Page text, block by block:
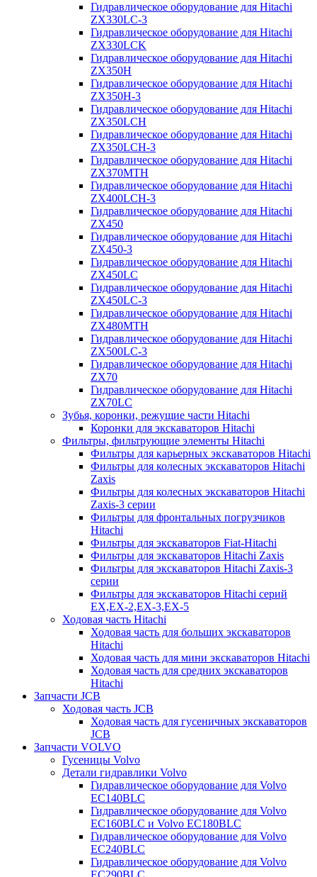
Гидравлическое оборудование для Hitachi
ZX330LC-3
Гидравлическое оборудование для Hitachi
ZX330LCK
Гидравлическое оборудование для Hitachi
ZX350H
Гидравлическое оборудование для Hitachi
ZX350H-3
Гидравлическое оборудование для Hitachi
ZX350LCH
Гидравлическое оборудование для Hitachi
ZX350LCH-3
Гидравлическое оборудование для Hitachi
ZX370MTH
Гидравлическое оборудование для Hitachi
ZX400LCH-3
Гидравлическое оборудование для Hitachi
ZX450
Гидравлическое оборудование для Hitachi
ZX450-3
Гидравлическое оборудование для Hitachi
ZX450LC
Гидравлическое оборудование для Hitachi
ZX450LC-3
Гидравлическое оборудование для Hitachi
ZX480MTH
Гидравлическое оборудование для Hitachi
ZX500LC-3
Гидравлическое оборудование для Hitachi
ZX70
Гидравлическое оборудование для Hitachi
ZX70LC
Зубья, коронки, режущие части Hitachi
Коронки для экскаваторов Hitachi
Фильтры, фильтрующие элементы Hitachi
Фильтры для карьерных экскаваторов Hitachi
Фильтры для колесных экскаваторов Hitachi
Zaxis
Фильтры для колесных экскаваторов Hitachi
Zaxis-3 серии
Фильтры для фронтальных погрузчиков
Hitachi
Фильтры для экскаваторов Fiat-Hitachi
Фильтры для экскаваторов Hitachi Zaxis
Фильтры для экскаваторов Hitachi Zaxis-3
серии
Фильтры для экскаваторов Hitachi серий
EX,EX-2,EX-3,EX-5
Ходовая часть Hitachi
Ходовая часть для больших экскаваторов
Hitachi
Ходовая часть для мини экскаваторов Hitachi
Ходовая часть для средних экскаваторов
Hitachi
Запчасти JCB
Ходовая часть JCB
Ходовая часть для гусеничных экскаваторов
JCB
Запчасти VOLVO
Гусеницы Volvo
Детали гидравлики Volvo
Гидравлическое оборудование для Volvo
EC140BLC
Гидравлическое оборудование для Volvo
EC160BLC и Volvo EC180BLC
Гидравлическое оборудование для Volvo
EC240BLC
Гидравлическое оборудование для Volvo
EC290BLC